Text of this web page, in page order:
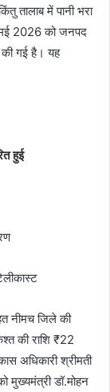
तालाब में पानी भरा
मई 2026 को जनपद
गई है। यह
हुई
नीमच जिले की
की राशि ₹22
अधिकारी श्रीमती
मुख्यमंत्री डॉ.मोहन